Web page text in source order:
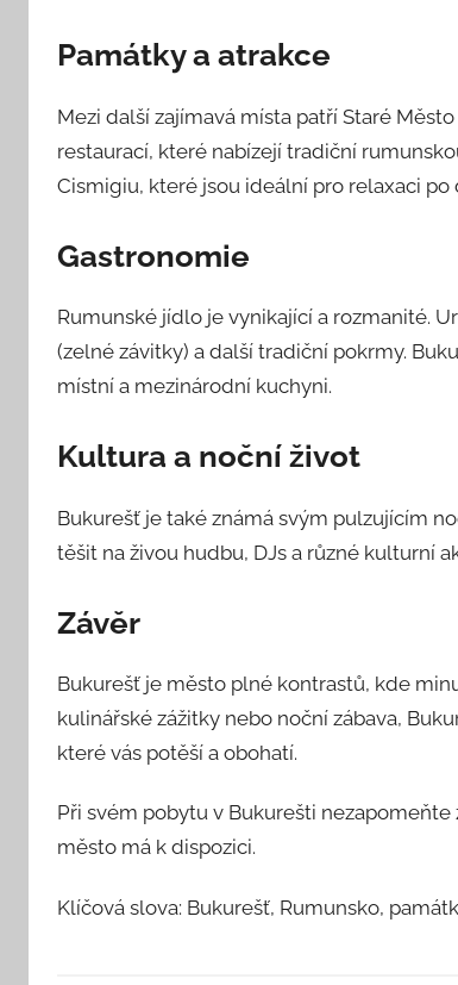
Památky a atrakce
Mezi další zajímavá místa patří Staré
restaurací, které nabízejí tradiční
Cismigiu, které jsou ideální pro relaxaci
Gastronomie
Rumunské jídlo je vynikající a rozmanité.
(zelné závitky) a další tradiční pokrmy.
místní a mezinárodní kuchyni.
Kultura a noční život
Bukurešť je také známá svým pulzujícím
těšit na živou hudbu, DJs a různé kulturní
Závěr
Bukurešť je město plné kontrastů, kde
kulinářské zážitky nebo noční zábava,
které vás potěší a obohatí.
Při svém pobytu v Bukurešti
město má k dispozici.
Klíčová slova: Bukurešť, Rumunsko,